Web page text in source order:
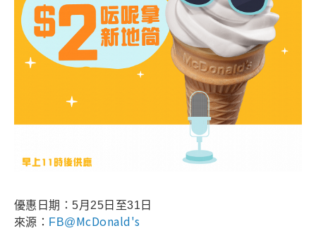
優惠日期：5月25日至31日
來源： FB@McDonald's